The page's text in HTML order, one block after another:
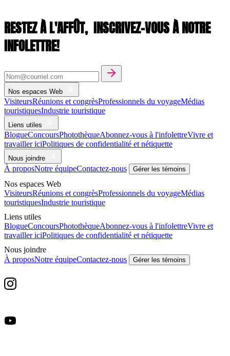
RESTEZ À L'AFFÛT, INSCRIVEZ-VOUS À NOTRE
INFOLETTRE!
Nos espaces Web
VisiteursRéunions et congrèsProfessionnels du voyageMédias
touristiquesIndustrie touristique
Liens utiles
BlogueConcoursPhotothèqueAbonnez-vous à l'infolettreVivre et
travailler iciPolitiques de confidentialité et nétiquette
Nous joindre
À proposNotre équipeContactez-nous Gérer les témoins
Nos espaces Web
VisiteursRéunions et congrèsProfessionnels du voyageMédias
touristiquesIndustrie touristique
Liens utiles
BlogueConcoursPhotothèqueAbonnez-vous à l'infolettreVivre et
travailler iciPolitiques de confidentialité et nétiquette
Nous joindre
À proposNotre équipeContactez-nous Gérer les témoins